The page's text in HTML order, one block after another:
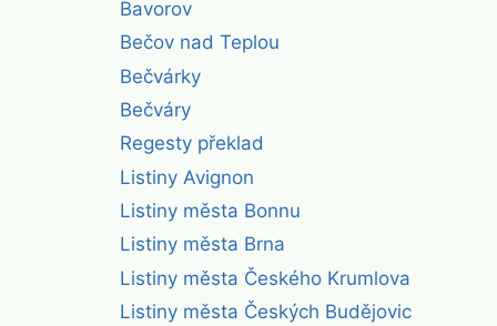
Bavorov
Bečov nad Teplou
Bečvárky
Bečváry
Regesty překlad
Listiny Avignon
Listiny města Bonnu
Listiny města Brna
Listiny města Českého Krumlova
Listiny města Českých Budějovic